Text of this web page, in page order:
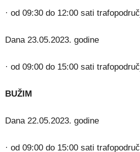
· od 09:30 do 12:00 sati
Dana 23.05.2023. godine
· od 09:00 do 15:00 sati
BUŽIM
Dana 22.05.2023. godine
· od 09:00 do 15:00 sati